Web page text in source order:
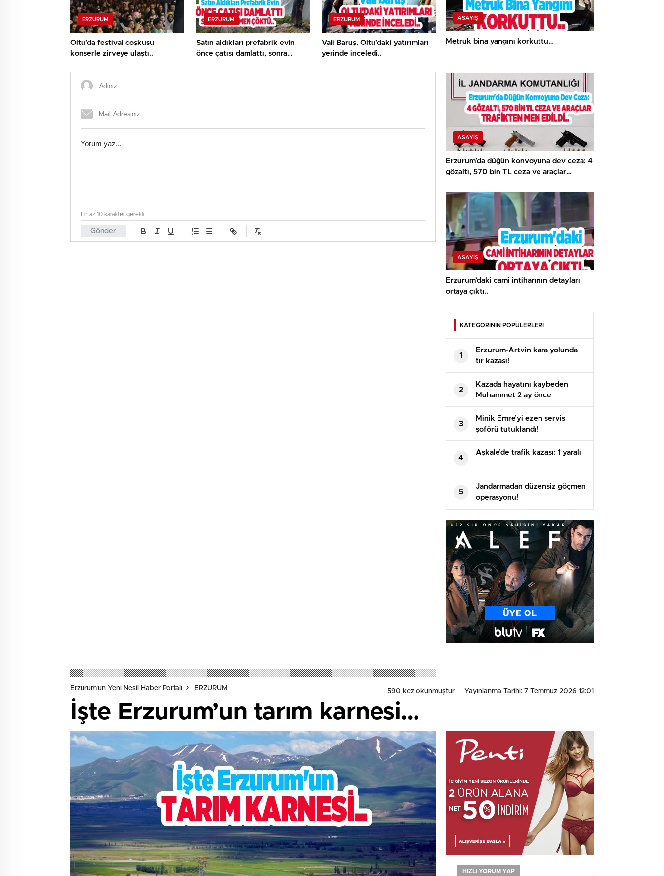
ERZURUM
Oltu’da festival coşkusu
konserle zirveye ulaştı..
ERZURUM
Satın aldıkları prefabrik evin
önce çatısı damlattı, sonra
ERZURUM
Vali Baruş, Oltu’daki yatırımları
yerinde inceledi..
Gönder
En az 10 karakter gerekli
ASAYİŞ
Metruk bina yangını korkuttu…
ASAYİŞ
Erzurum’da düğün konvoyuna dev ceza: 4
gözaltı, 570 bin TL ceza ve araçlar
ASAYİŞ
Erzurum’daki cami intiharının detayları
ortaya çıktı..
KATEGORİNİN POPÜLERLERİ
1
Erzurum-Artvin kara yolunda
tır kazası!
2
Kazada hayatını kaybeden
Muhammet 2 ay önce
evlenmişti!
3
Minik Emre’yi ezen servis
şoförü tutuklandı!
4
Aşkale’de trafik kazası: 1 yaralı
5
Jandarmadan düzensiz göçmen
operasyonu!
Erzurum'un Yeni Nesil Haber Portalı ERZURUM 590 kez okunmuştur Yayınlanma Tarihi: 7 Temmuz 2026 12:01
İşte Erzurum’un tarım karnesi…
HIZLI YORUM YAP